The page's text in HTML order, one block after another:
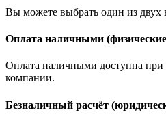
Вы можете выбрать один из двух
Оплата наличными
Оплата наличными доступна при
компании.
Безналичный расчёт